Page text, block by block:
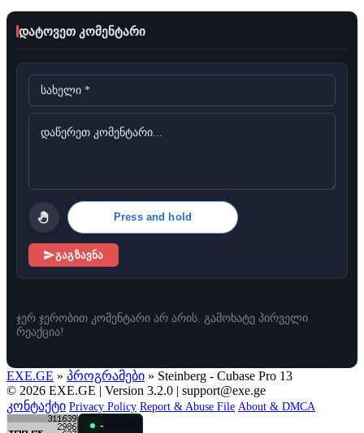
დატოვეთ კომენტარი
Press and hold
გაგზავნა
ჯერ ჯერობით კომენტარი არ არის. გამოხატე პირველი
რეაქცია!
EXE.GE » პროგრამები » Steinberg - Cubase Pro 13
© 2026 EXE.GE | Version 3.2.0 | support@exe.ge
კონტაქტი Privacy Policy Report & Abuse File About & DMCA
-